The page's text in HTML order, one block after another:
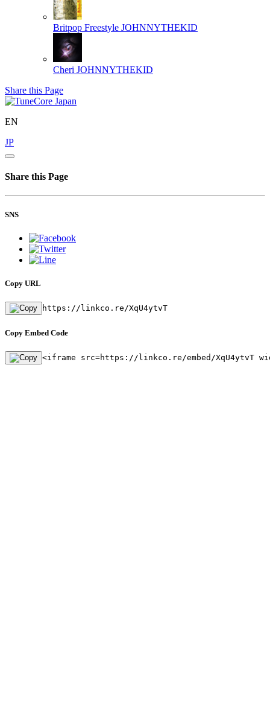
Britpop Freestyle JOHNNYTHEKID
Cheri JOHNNYTHEKID
Share this Page
EN
JP
Share this Page
SNS
Copy URL
https://linkco.re/XqU4ytvT
Copy Embed Code
<iframe src=https://linkco.re/embed/XqU4ytvT